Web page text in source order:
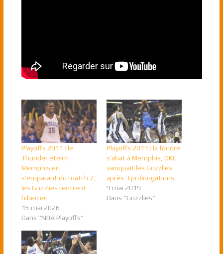
Playoffs 2011 : le
Thunder éteint
Memphis en
s’emparant du match 7,
les Grizzlies rentrent
hiberner
15 mai 2026
Dans "NBA Playoffs"
Playoffs 2011 : la foudre
s’abat à Memphis, OKC
vainquait les Grizzlies
après 3 prolongations
9 mai 2019
Dans "Grizzlies"